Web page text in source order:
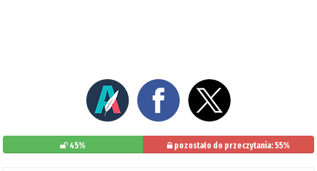
45% pozostało do przeczytania: 55%